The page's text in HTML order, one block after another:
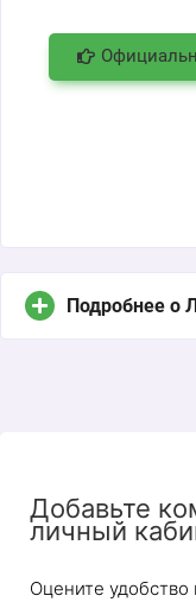
Подробнее о
Добавьте
личный
Оцените